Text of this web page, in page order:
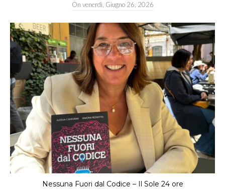
On venerdì, Giugno 26, 2026
Nessuna Fuori dal Codice – Il Sole 24 ore